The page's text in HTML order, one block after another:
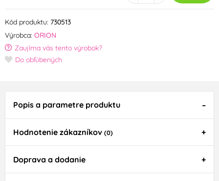
Kód produktu: 730513
Výrobca: ORION
Zaujíma vás tento výrobok?
Do obľúbených
Popis a parametre produktu
Hodnotenie zákazníkov (0)
Doprava a dodanie